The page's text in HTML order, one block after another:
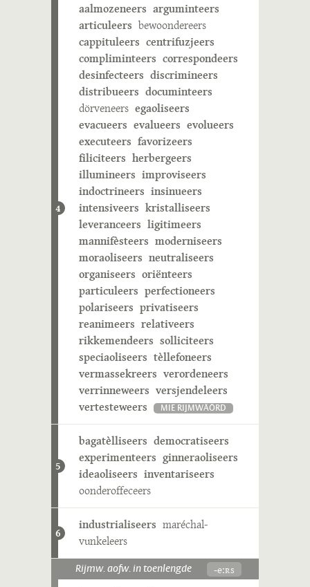
4
aalmozeneers arguminteers
articuleers bewoondereers
cappituleers centrifuzjeers
compliminteers correspondeers
desinfecteers discrimineers
distribueers documinteers
dörveneers egaoliseers
evacueers evalueers evolueers
executeers favorizeers
filiciteers herbergeers
illumineers improviseers
indoctrineers insinueers
intensiveers kristalliseers
leveranceers ligitimeers
mannifèsteers moderniseers
moraoliseers neutraliseers
organiseers oriënteers
particuleers perfectioneers
polariseers privatiseers
reanimeers relativeers
rikkemendeers solliciteers
speciaoliseers tèllefoneers
vermassekreers verordeneers
verrinneweers versjendeleers
vertesteweers
MIE RIJMWÄÖRD
5
bagatèlliseers democratiseers
experimenteers ginneraoliseers
ideaoliseers inventariseers
oonderoffeceers
6
industrialiseers maréchal-
vunkeleers
Rijmw. aofw. in toenlengde -eːʀs